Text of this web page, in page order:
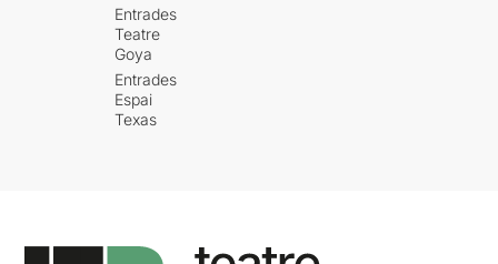
Entrades
Teatre
Goya
Entrades
Espai
Texas